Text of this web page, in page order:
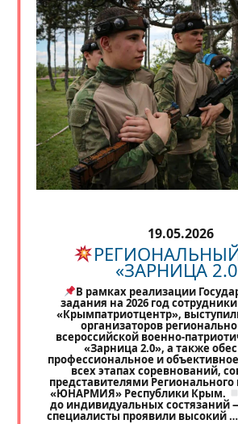
19.05.2026
«ЗАРНИЦА
В рамках реализации
задания на 2026 год
«Крымпатриотцентр»,
организаторов
всероссийской военно-
«Зарница 2.0», а также
профессиональное и
всех этапах соревнований,
представителями
«ЮНАРМИЯ» Республики Крым.
до индивидуальных состязаний
специалисты проявили высокий …